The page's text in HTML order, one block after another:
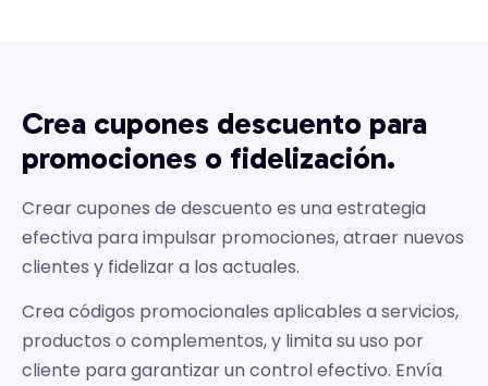
Crea cupones descuento para
promociones o fidelización.
Crear cupones de descuento es una estrategia
efectiva para impulsar promociones, atraer nuevos
clientes y fidelizar a los actuales.
Crea códigos promocionales aplicables a servicios,
productos o complementos, y limita su uso por
cliente para garantizar un control efectivo. Envía